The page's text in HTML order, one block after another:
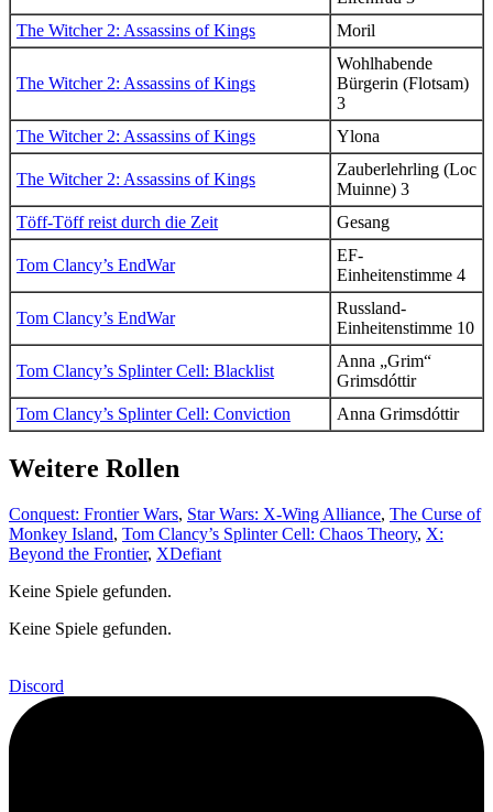
The Witcher 2: Assassins of Kings
Moril
The Witcher 2: Assassins of Kings
Wohlhabende
Bürgerin (Flotsam)
3
The Witcher 2: Assassins of Kings
Ylona
The Witcher 2: Assassins of Kings
Zauberlehrling (Loc
Muinne) 3
Töff-Töff reist durch die Zeit
Gesang
Tom Clancy’s EndWar
EF-
Einheitenstimme 4
Tom Clancy’s EndWar
Russland-
Einheitenstimme 10
Tom Clancy’s Splinter Cell: Blacklist
Anna „Grim“
Grimsdóttir
Tom Clancy’s Splinter Cell: Conviction
Anna Grimsdóttir
Weitere Rollen
Conquest: Frontier Wars, Star Wars: X-Wing Alliance, The Curse of
Monkey Island, Tom Clancy’s Splinter Cell: Chaos Theory, X:
Beyond the Frontier, XDefiant
Keine Spiele gefunden.
Keine Spiele gefunden.
Discord